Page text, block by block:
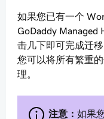
如果您已有一个
GoDaddy Managed
击几下即可完成迁
您可以将所有繁重
理。
注意： 如果